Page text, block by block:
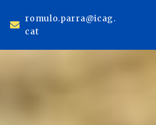
romulo.parra@icag.
cat